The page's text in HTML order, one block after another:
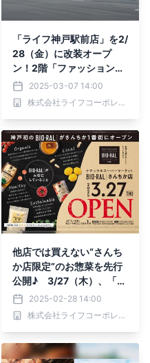
「ライフ神戸駅前店」を2/
28（金）に改装オープ
ン！2階「ファッションと
くらしのフロア」の品ぞろ
えが広がり、毎日のお買い
物がもっと便利に！
2025-03-07 14:00
株式会社ライフコーポレーション
他店では買えない“さんち
か店限定”のお惣菜を先行
公開♪ 3/27（木）、「さ
んちか1番街」内に近畿圏
初の対面のお惣菜コーナー
を導入した「ビオラルさん
2025-02-28 14:00
株式会社ライフコーポレーション